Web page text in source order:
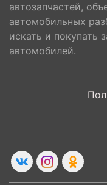
автозапчастей,
автомобильных
искать и покупать
автомобилей.